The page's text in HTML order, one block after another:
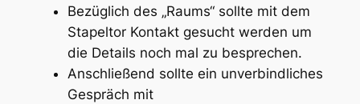
Bezüglich des „Raums“ sollte mit dem
Stapeltor Kontakt gesucht werden um
die Details noch mal zu besprechen.
Anschließend sollte ein unverbindliches
Gespräch mit